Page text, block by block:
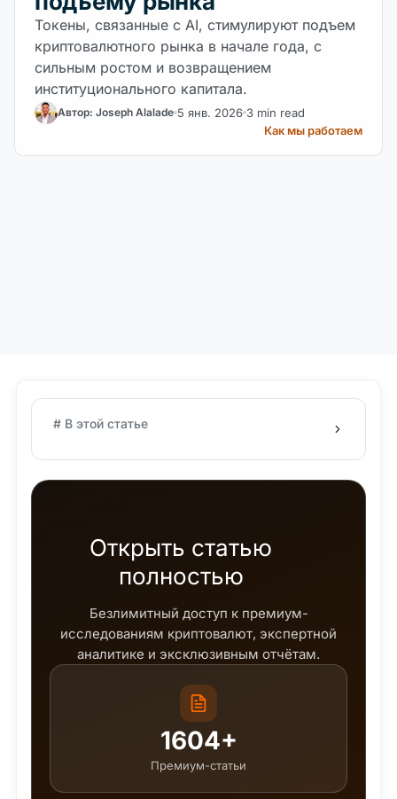
Токены, связанные с AI, стимулируют подъем
криптовалютного рынка в начале года, с
сильным ростом и возвращением
институционального капитала.
Автор: Joseph Alalade 5 янв. 2026 3 min read
Как мы работаем
# В этой статье
Открыть статью
полностью
Безлимитный доступ к премиум-
исследованиям криптовалют, экспертной
аналитике и эксклюзивным отчётам.
1604+
Премиум-статьи